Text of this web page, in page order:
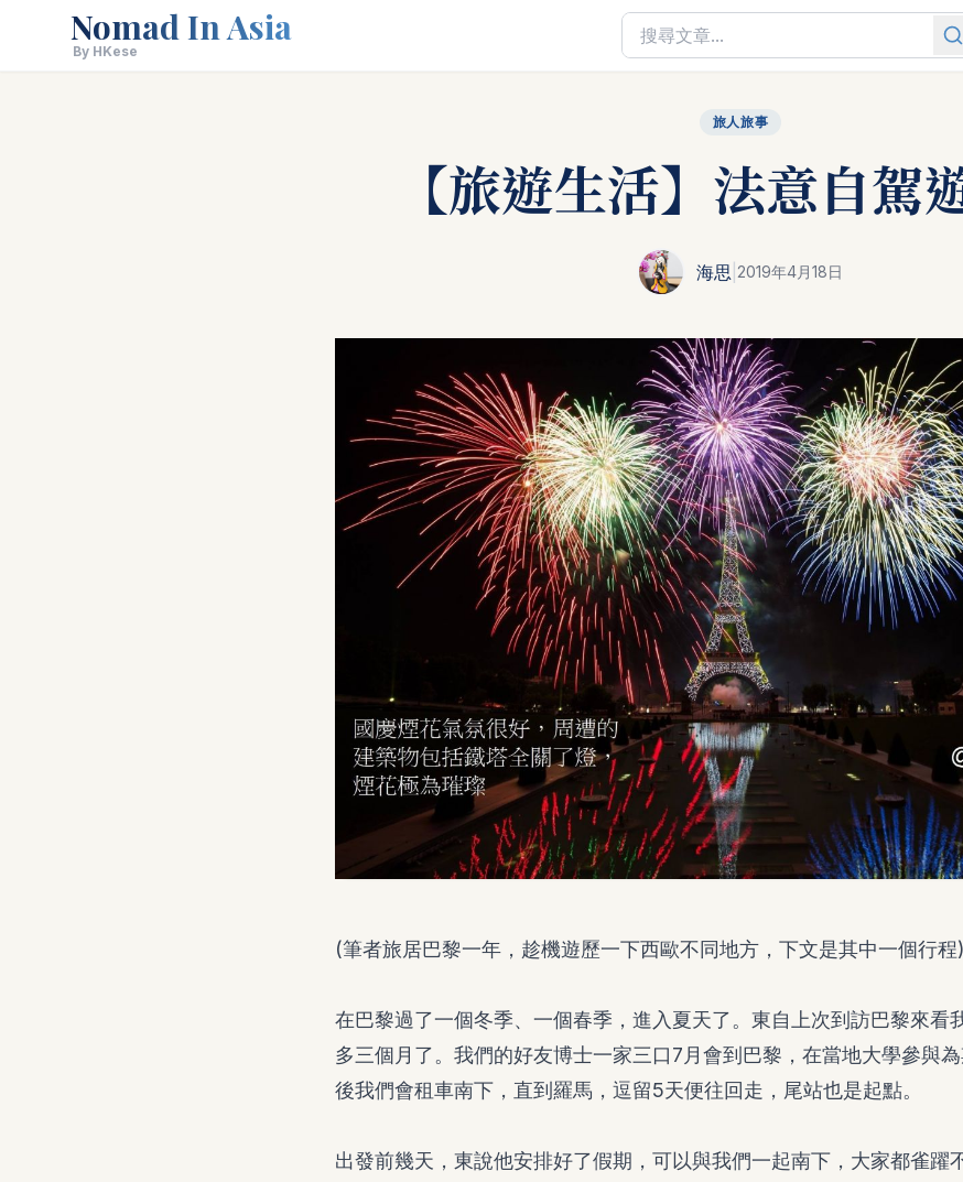
Nomad In Asia
By HKese
旅人旅事
【旅遊生活】法意自駕
海思 2019年4月18日
(筆者旅居巴黎一年，趁機遊歷一下西歐不同地方，下文是其中一個行程)
在巴黎過了一個冬季、一個春季，進入夏天了。東自上次到訪巴黎來看
多三個月了。我們的好友博士一家三口7月會到巴黎，在當地大學參與
後我們會租車南下，直到羅馬，逗留5天便往回走，尾站也是起點。
出發前幾天，東說他安排好了假期，可以與我們一起南下，大家都雀躍